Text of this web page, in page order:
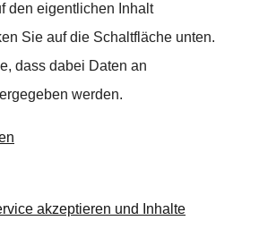
den eigentlichen Inhalt
Sie auf die Schaltfläche unten.
dass dabei Daten an
werden.
akzeptieren und Inhalte